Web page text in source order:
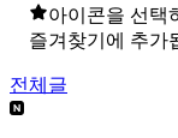
아이콘을 선택
즐겨찾기에 추가
전체글